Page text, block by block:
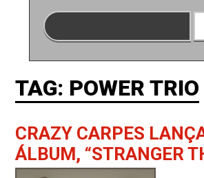
TAG: POWER TRIO
CRAZY CARPES
ÁLBUM, “STRANGER